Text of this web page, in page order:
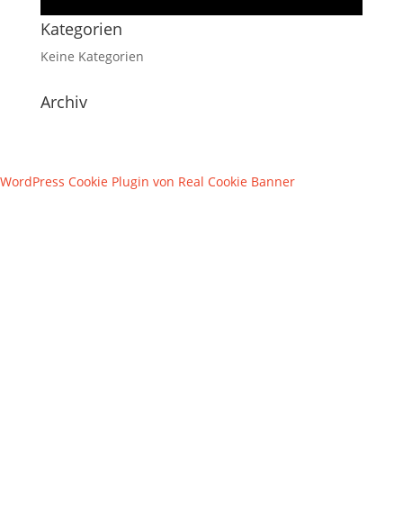
Kategorien
Keine Kategorien
Archiv
WordPress Cookie Plugin von Real Cookie Banner